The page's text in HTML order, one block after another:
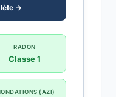
→
RADON
Classe 1
(AZI)